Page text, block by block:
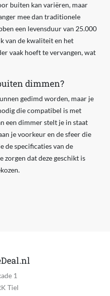
buiten kan variëren, maar
mee dan traditionele
een levensduur van 25.000
van de kwaliteit en het
vaak hoeft te vervangen, wat
dimmen?
gedimd worden, maar je
die compatibel is met
een dimmer stelt je in staat
je voorkeur en de sfeer die
de specificaties van de
dat deze geschikt is
1
Tiel